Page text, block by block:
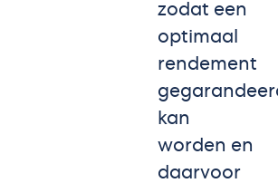
zodat een
optimaal
rendement
kan
worden en
daarvoor